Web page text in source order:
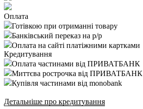
Оплата
Готівкою при отриманні товару
Банківський переказ на р/р
Оплата на сайті платіжними картками
Кредитування
Оплата частинами від ПРИВАТБАНК
Миттєва рострочка від ПРИВАТБАНК
Купівля частинами від monobank
Детальніше про кредитування